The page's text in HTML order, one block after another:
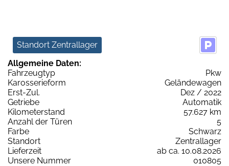
Standort Zentrallager
Allgemeine Daten:
Fahrzeugtyp
Pkw
Karosserieform
Geländewagen
Erst-Zul.
Dez / 2022
Getriebe
Automatik
Kilometerstand
57.627 km
Anzahl der Türen
5
Farbe
Schwarz
Standort
Zentrallager
Lieferzeit
ab ca. 10.08.2026
Unsere Nummer
010805